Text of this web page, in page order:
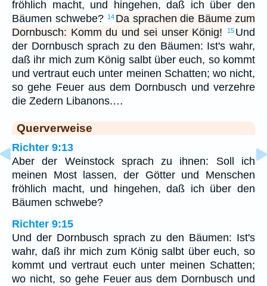
fröhlich macht, und hingehen, daß ich über den
Bäumen schwebe? 14 Da sprachen die Bäume zum
Dornbusch: Komm du und sei unser König!
15 Und
der Dornbusch sprach zu den Bäumen: Ist's wahr,
daß ihr mich zum König salbt über euch, so kommt
und vertraut euch unter meinen Schatten; wo nicht,
so gehe Feuer aus dem Dornbusch und verzehre
die Zedern Libanons.…
Querverweise
Richter 9:13
Aber der Weinstock sprach zu ihnen: Soll ich
meinen Most lassen, der Götter und Menschen
fröhlich macht, und hingehen, daß ich über den
Bäumen schwebe?
Richter 9:15
Und der Dornbusch sprach zu den Bäumen: Ist's
wahr, daß ihr mich zum König salbt über euch, so
kommt und vertraut euch unter meinen Schatten;
wo nicht, so gehe Feuer aus dem Dornbusch und